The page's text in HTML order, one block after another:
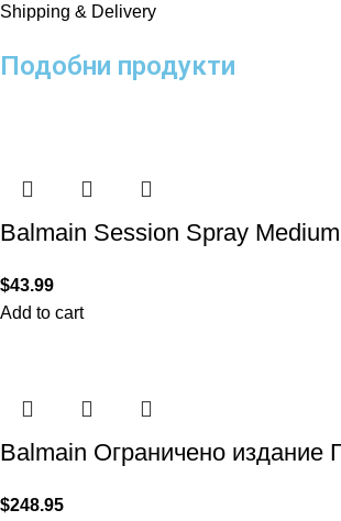
Shipping & Delivery
Подобни продукти
Balmain Session Spray
$43.99
Add to cart
Balmain Ограничено издание
$248.95